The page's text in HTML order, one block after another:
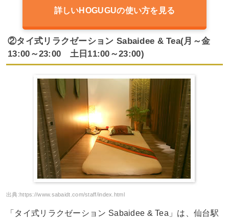
詳しいHOGUGUの使い方を見る
②タイ式リラクゼーション Sabaidee & Tea(月～金
13:00～23:00 土日11:00～23:00)
出典:https://www.sabaidt.com/staff/index.html
「タイ式リラクゼーション Sabaidee & Tea」は、仙台駅